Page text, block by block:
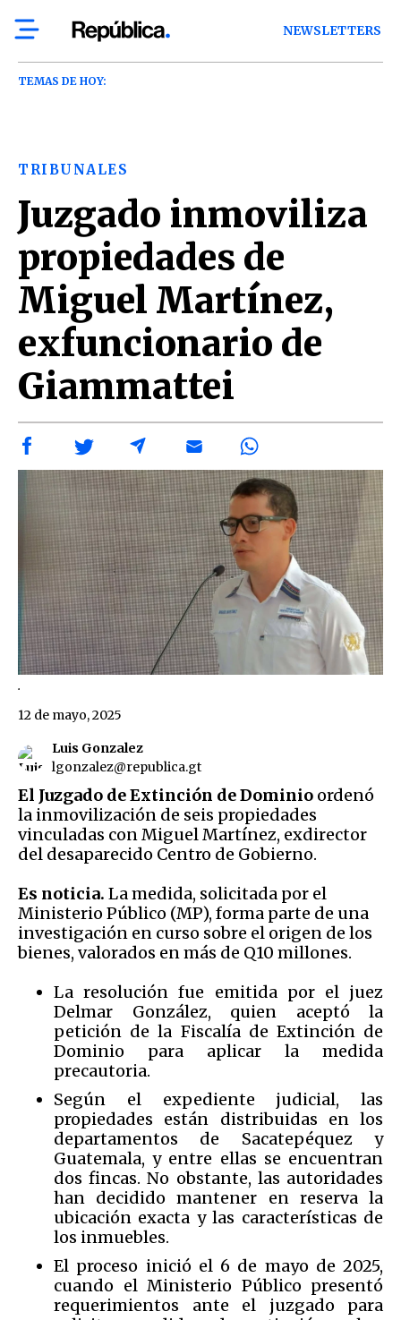
NEWSLETTERS
TEMAS DE HOY:
TRIBUNALES
Juzgado inmoviliza
propiedades de
Miguel Martínez,
exfuncionario de
Giammattei
.
Luis Gonzalez
lgonzalez@republica.gt
12 de mayo, 2025
El Juzgado de Extinción de Dominio ordenó
la inmovilización de seis propiedades
vinculadas con Miguel Martínez, exdirector
del desaparecido Centro de Gobierno.
Es noticia. La medida, solicitada por el
Ministerio Público (MP), forma parte de una
investigación en curso sobre el origen de los
bienes, valorados en más de Q10 millones.
La resolución fue emitida por el juez
Delmar González, quien aceptó la
petición de la Fiscalía de Extinción de
Dominio para aplicar la medida
precautoria.
Según el expediente judicial, las
propiedades están distribuidas en los
departamentos de Sacatepéquez y
Guatemala, y entre ellas se encuentran
dos fincas. No obstante, las autoridades
han decidido mantener en reserva la
ubicación exacta y las características de
los inmuebles.
El proceso inició el 6 de mayo de 2025,
cuando el Ministerio Público presentó
requerimientos ante el juzgado para